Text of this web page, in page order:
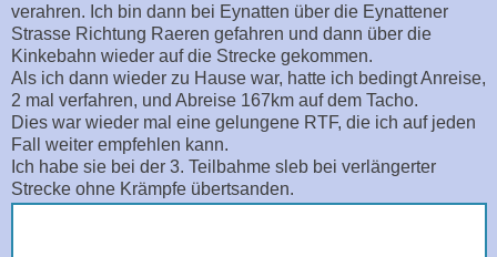
verahren. Ich bin dann bei Eynatten über die Eynattener
Strasse Richtung Raeren gefahren und dann über die
Kinkebahn wieder auf die Strecke gekommen.
Als ich dann wieder zu Hause war, hatte ich bedingt Anreise,
2 mal verfahren, und Abreise 167km auf dem Tacho.
Dies war wieder mal eine gelungene RTF, die ich auf jeden
Fall weiter empfehlen kann.
Ich habe sie bei der 3. Teilbahme sleb bei verlängerter
Strecke ohne Krämpfe übertsanden.